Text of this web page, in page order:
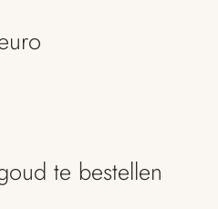
te bestellen